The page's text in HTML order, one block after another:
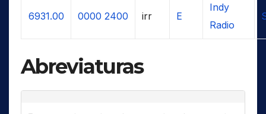
6931.00 0000 2400 irr E
Indy
Radio
Abreviaturas